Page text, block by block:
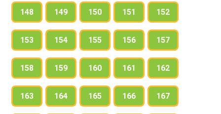
148 149 150 151 152
153 154 155 156 157
158 159 160 161 162
163 164 165 166 167